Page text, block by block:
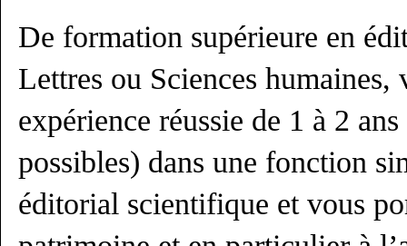
De formation supérieure en
Lettres ou Sciences humaines,
expérience réussie de 1 à 2
possibles) dans une fonction
éditorial scientifique et vous